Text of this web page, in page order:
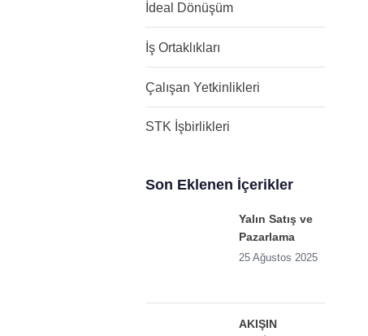
İdeal Dönüşüm
İş Ortaklıkları
Çalışan Yetkinlikleri
STK İşbirlikleri
Son Eklenen İçerikler
Yalın Satış ve
Pazarlama
25 Ağustos 2025
AKIŞIN